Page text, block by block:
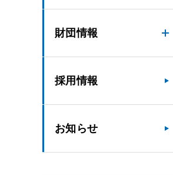
財団情報
採用情報
お知らせ